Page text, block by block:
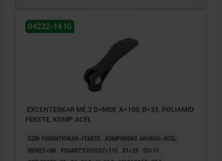
04232-14 IG
EXCENTERKAR MÉ.2 D=M08, A=100, B=33, POLIAMID
FEKETE, KOMP:ACÉL
SZÍN FOGANTYÚKAR=FEKETE
KOMPONENS ANYAGA=ACÉL
MENET=M8
FOGANTYÚHOSSZ=110 D1=25
D2=11